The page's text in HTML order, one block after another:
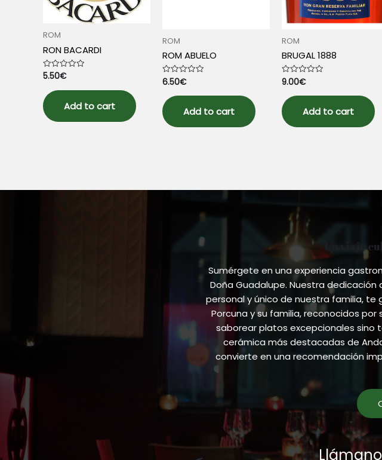
ROM
RON BACARDI
Rated
of
5
5.50€
Add to cart
ROM
ROM ABUELO
Rated
0
out
of
5
6.50€
Add to cart
ROM
BRUGAL 1888
Rated
0
out
of
5
9.00€
Add to cart
Un viaje
Sumérgete en una experiencia
Doña Guadalupe. Nuestra
personal y único de nuestra familia, te
Porcuna y su familia, reconocidos
saborear platos excepcionales sino
cerámica más destacadas de
convierte en una recomendación